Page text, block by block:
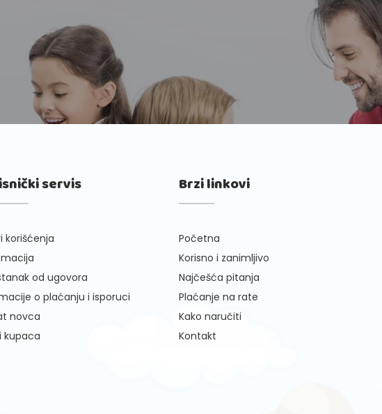
servis
korišćenja
od ugovora
o plaćanju i isporuci
novca
kupaca
Brzi linkovi
Početna
Korisno i zanimljivo
Najčešća pitanja
Plaćanje na rate
Kako naručiti
Kontakt